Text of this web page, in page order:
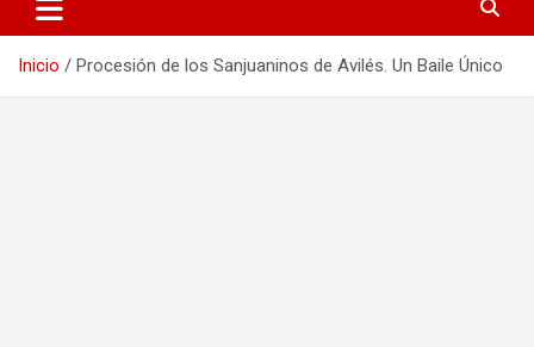
Inicio Procesión de los Sanjuaninos de Avilés. Un Baile Único